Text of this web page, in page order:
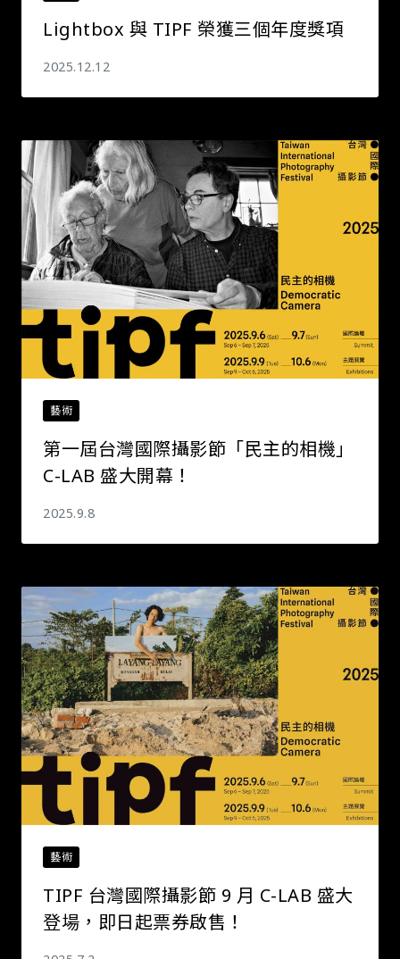
Lightbox 與 TIPF 榮獲三個年度獎項
2025.12.12
藝術
第一屆台灣國際攝影節「民主的相機」
C-LAB 盛大開幕！
2025.9.8
藝術
TIPF 台灣國際攝影節 9 月 C-LAB 盛大
登場，即日起票券啟售！